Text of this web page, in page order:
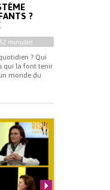
?
52 minutes
? Qui
qui la font tenir
monde du